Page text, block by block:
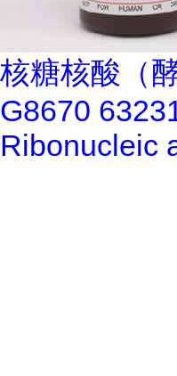
核糖核酸（
G8670
Ribonucleic